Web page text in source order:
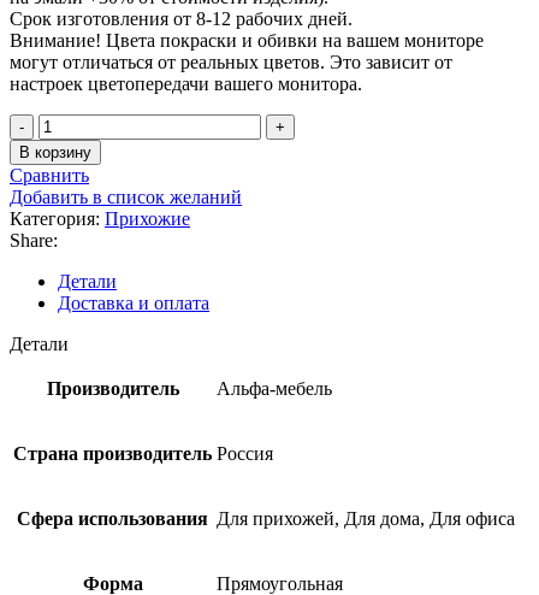
Срок изготовления от 8-12 рабочих дней.
Внимание! Цвета покраски и обивки на вашем мониторе
могут отличаться от реальных цветов. Это зависит от
настроек цветопередачи вашего монитора.
В корзину
Сравнить
Добавить в список желаний
Категория: Прихожие
Share:
Детали
Доставка и оплата
Детали
Производитель Альфа-мебель
Страна производитель Россия
Сфера использования Для прихожей, Для дома, Для офиса
Форма Прямоугольная